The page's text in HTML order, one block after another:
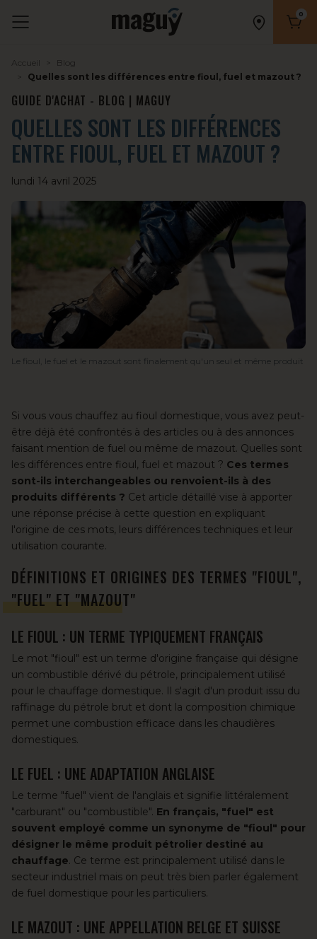
0
Accueil
Blog
Quelles sont les différences entre fioul, fuel et mazout ?
GUIDE D'ACHAT - BLOG | MAGUY
QUELLES SONT LES DIFFÉRENCES
ENTRE FIOUL, FUEL ET MAZOUT ?
lundi 14 avril 2025
Le fioul, le fuel et le mazout sont finalement qu'un seul et même produit
Si vous vous chauffez au fioul domestique, vous avez peut-
être déjà été confrontés à des articles ou à des annonces
faisant mention de fuel ou même de mazout. Quelles sont
les différences entre fioul, fuel et mazout ? Ces termes
sont-ils interchangeables ou renvoient-ils à des
produits différents ? Cet article détaillé vise à apporter
une réponse précise à cette question en expliquant
l'origine de ces mots, leurs différences techniques et leur
utilisation courante.
DÉFINITIONS ET ORIGINES DES TERMES "FIOUL",
"FUEL" ET "MAZOUT"
LE FIOUL : UN TERME TYPIQUEMENT FRANÇAIS
Le mot "fioul" est un terme d'origine française qui désigne
un combustible dérivé du pétrole, principalement utilisé
pour le chauffage domestique. Il s'agit d'un produit issu du
raffinage du pétrole brut et dont la composition chimique
permet une combustion efficace dans les chaudières
domestiques.
LE FUEL : UNE ADAPTATION ANGLAISE
Le terme "fuel" vient de l'anglais et signifie littéralement
"carburant" ou "combustible". En français, "fuel" est
souvent employé comme un synonyme de "fioul" pour
désigner le même produit pétrolier destiné au
chauffage. Ce terme est principalement utilisé dans le
secteur industriel mais on peut très bien parler également
de fuel domestique pour les particuliers.
LE MAZOUT : UNE APPELLATION BELGE ET SUISSE